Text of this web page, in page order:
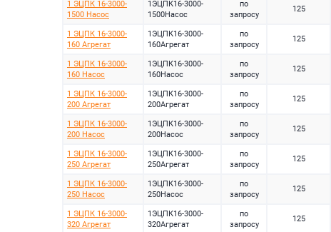
1 ЭЦПК 16-3000-
1500 Насос
1ЭЦПК16-3000-
1500Насос
по
запросу
125
1 ЭЦПК 16-3000-
160 Агрегат
1ЭЦПК16-3000-
160Агрегат
по
запросу
125
1 ЭЦПК 16-3000-
160 Насос
1ЭЦПК16-3000-
160Насос
по
запросу
125
1 ЭЦПК 16-3000-
200 Агрегат
1ЭЦПК16-3000-
200Агрегат
по
запросу
125
1 ЭЦПК 16-3000-
200 Насос
1ЭЦПК16-3000-
200Насос
по
запросу
125
1 ЭЦПК 16-3000-
250 Агрегат
1ЭЦПК16-3000-
250Агрегат
по
запросу
125
1 ЭЦПК 16-3000-
250 Насос
1ЭЦПК16-3000-
250Насос
по
запросу
125
1 ЭЦПК 16-3000-
320 Агрегат
1ЭЦПК16-3000-
320Агрегат
по
запросу
125